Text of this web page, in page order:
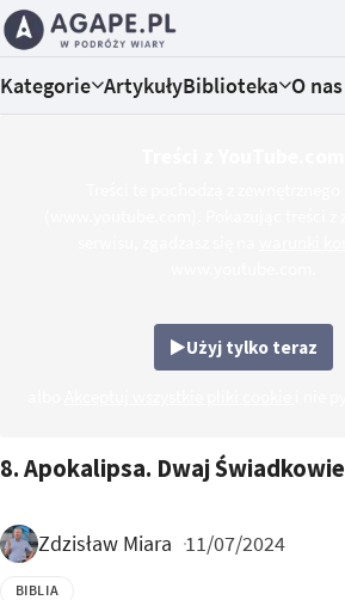
Kategorie ArtykułyBiblioteka O nas
Użyj tylko teraz
8. Apokalipsa. Dwaj Świadkowie
Zdzisław Miara 11/07/2024
BIBLIA